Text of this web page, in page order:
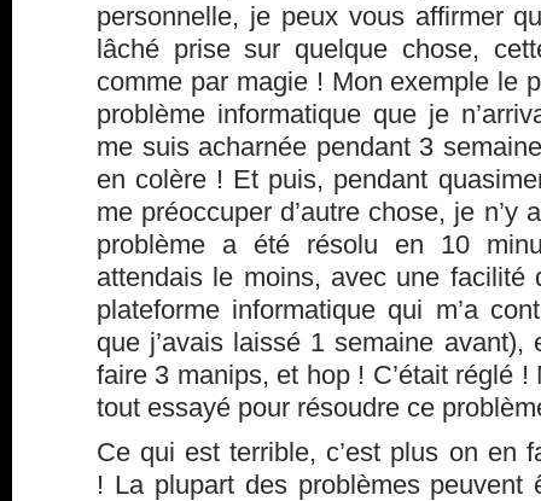
personnelle, je peux vous affirmer
lâché prise sur quelque chose,
comme par magie ! Mon exemple le
problème informatique que je
me suis acharnée pendant 3
en colère ! Et puis, pendant
me préoccuper d’autre chose, je n’y
problème a été résolu en 10
attendais le moins, avec une facilité
plateforme informatique qui m’a
que j’avais laissé 1 semaine avant),
faire 3 manips, et hop ! C’était réglé !
tout essayé pour résoudre ce
Ce qui est terrible, c’est plus on en
! La plupart des problèmes peuvent